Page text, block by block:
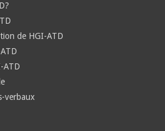
de HGI-ATD
ATD
verbaux